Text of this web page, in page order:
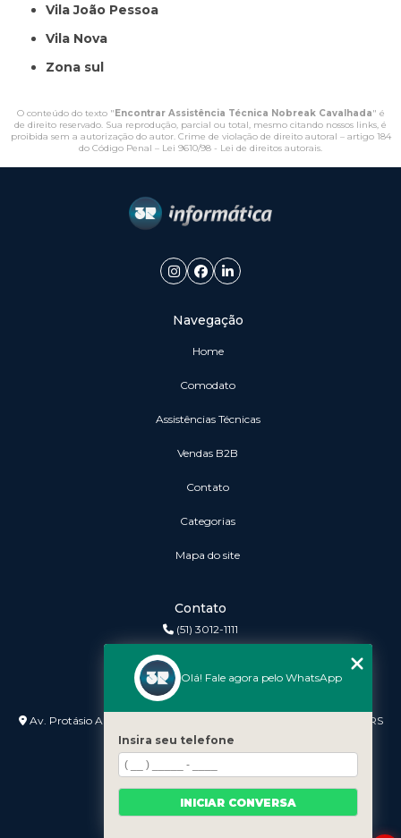
Vila João Pessoa
Vila Nova
Zona sul
O conteúdo do texto "Encontrar Assistência Técnica Nobreak Cavalhada" é
de direito reservado. Sua reprodução, parcial ou total, mesmo citando nossos links, é
proibida sem a autorização do autor. Crime de violação de direito autoral – artigo 184
do Código Penal – Lei 9610/98 - Lei de direitos autorais.
Navegação
Home
Comodato
Assistências Técnicas
vendas B2B
Contato
Categorias
Mapa do site
Contato
(51) 3012-1111
Endereço
Av. Protásio Alves nº 3240 Lojas 7 e 8 - Petrópolis - Porto Alegre - RS
- 90410-007
Olá! Fale agora pelo WhatsApp
Insira seu telefone
INICIAR CONVERSA